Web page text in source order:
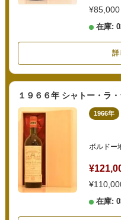
¥85,000
在庫:
詳
１９６６年 シャトー・ラ
1966年
ボルドー
在庫: